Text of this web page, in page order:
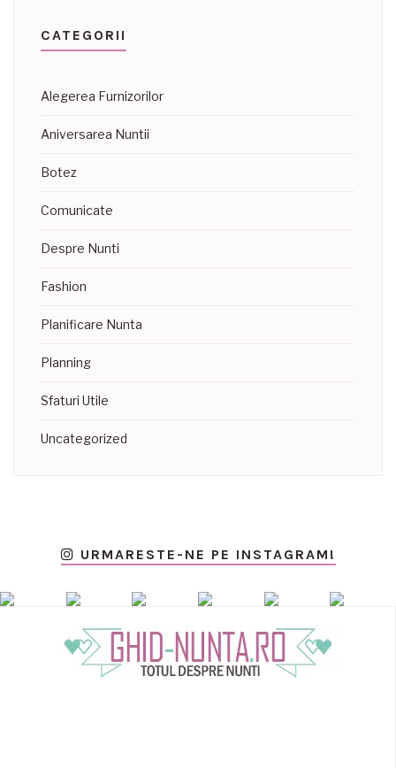
CATEGORII
Alegerea Furnizorilor
Aniversarea Nuntii
Botez
Comunicate
Despre Nunti
Fashion
Planificare Nunta
Planning
Sfaturi Utile
Uncategorized
URMARESTE-NE PE INSTAGRAM!